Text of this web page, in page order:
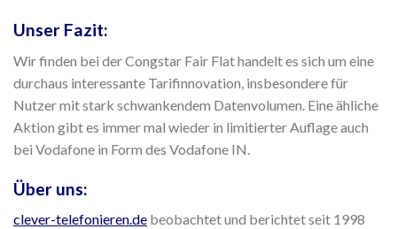
Unser Fazit:
Wir finden bei der Congstar Fair Flat handelt es sich um eine
durchaus interessante Tarifinnovation, insbesondere für
Nutzer mit stark schwankendem Datenvolumen. Eine ähliche
Aktion gibt es immer mal wieder in limitierter Auflage auch
bei Vodafone in Form des Vodafone IN.
Über uns:
clever-telefonieren.de beobachtet und berichtet seit 1998